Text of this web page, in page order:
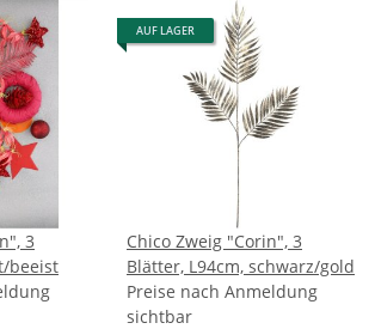
3
beeist
AUF LAGER
Chico Zweig "Corin", 3
Blätter, L94cm, schwarz/gold
Preise nach Anmeldung
sichtbar